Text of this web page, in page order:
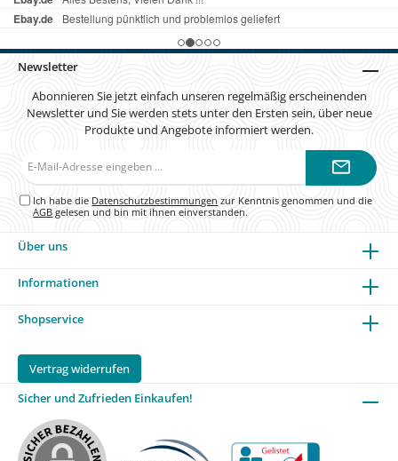
Newsletter
Abonnieren Sie jetzt einfach unseren regelmäßig erscheinenden
Newsletter und Sie werden stets unter den Ersten sein, über neue
Produkte und Angebote informiert werden.
Ich habe die Datenschutzbestimmungen zur Kenntnis genommen und die
AGB gelesen und bin mit ihnen einverstanden.
Über uns
Informationen
Shopservice
Vertrag widerrufen
Sicher und Zufrieden Einkaufen!